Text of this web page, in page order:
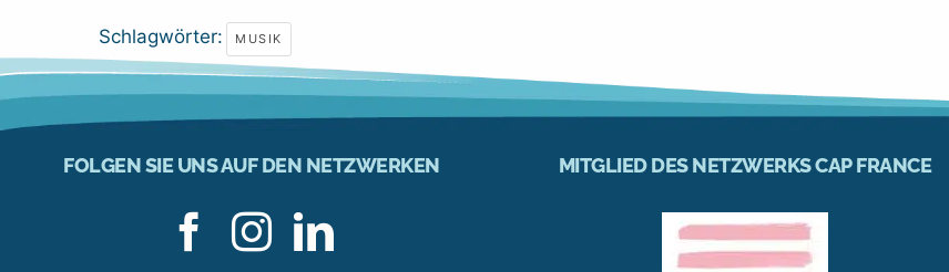
Schlagwörter: MUSIK
FOLGEN SIE UNS AUF DEN NETZWERKEN MITGLIED DES NETZWERKS CAP FRANCE